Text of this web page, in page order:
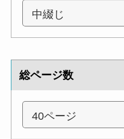
総ページ数